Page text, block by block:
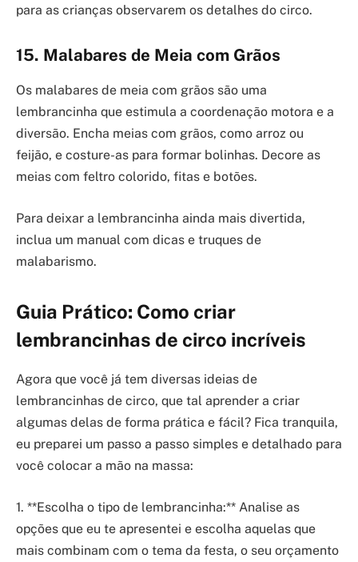
para as crianças observarem os detalhes do circo.
15. Malabares de Meia com Grãos
Os malabares de meia com grãos são uma
lembrancinha que estimula a coordenação motora e a
diversão. Encha meias com grãos, como arroz ou
feijão, e costure-as para formar bolinhas. Decore as
meias com feltro colorido, fitas e botões.
Para deixar a lembrancinha ainda mais divertida,
inclua um manual com dicas e truques de
malabarismo.
Guia Prático: Como criar
lembrancinhas de circo incríveis
Agora que você já tem diversas ideias de
lembrancinhas de circo, que tal aprender a criar
algumas delas de forma prática e fácil? Fica tranquila,
eu preparei um passo a passo simples e detalhado para
você colocar a mão na massa:
1. **Escolha o tipo de lembrancinha:** Analise as
opções que eu te apresentei e escolha aquelas que
mais combinam com o tema da festa, o seu orçamento